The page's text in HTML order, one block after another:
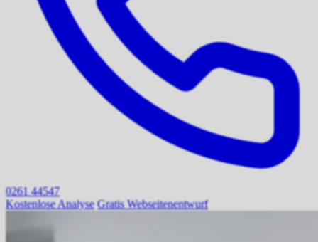
0261 44547
Kostenlose Analyse Gratis Webseitenentwurf